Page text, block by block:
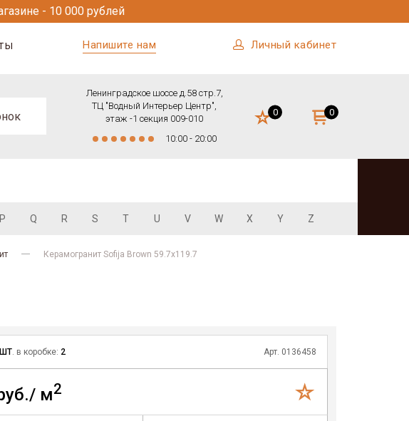
- 10 000 рублей
Напишите нам Личный кабинет
Ленинградское шоссе д.58 стр.7,
ТЦ "Водный Интерьер Центр",
этаж -1 секция 009-010
10:00 - 20:00
0 0
P Q R S T U V W X Y Z
Керамогранит Sofija Brown 59.7x119.7
ШТ. в коробке: 2 Арт. 0136458
м2